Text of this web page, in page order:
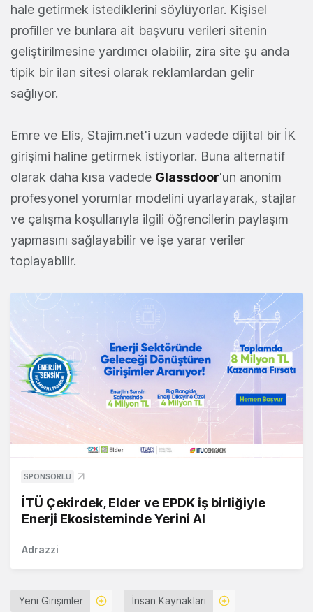
hale getirmek istediklerini söylüyorlar. Kişisel
profiller ve bunlara ait başvuru verileri sitenin
geliştirilmesine yardımcı olabilir, zira site şu anda
tipik bir ilan sitesi olarak reklamlardan gelir
sağlıyor.
Emre ve Elis, Stajim.net'i uzun vadede dijital bir İK
girişimi haline getirmek istiyorlar. Buna alternatif
olarak daha kısa vadede Glassdoor'un anonim
profesyonel yorumlar modelini uyarlayarak, stajlar
ve çalışma koşullarıyla ilgili öğrencilerin paylaşım
yapmasını sağlayabilir ve işe yarar veriler
toplayabilir.
SPONSORLU
İTÜ Çekirdek, Elder ve EPDK iş birliğiyle
Enerji Ekosisteminde Yerini Al
Adrazzi
Yeni Girişimler İnsan Kaynakları